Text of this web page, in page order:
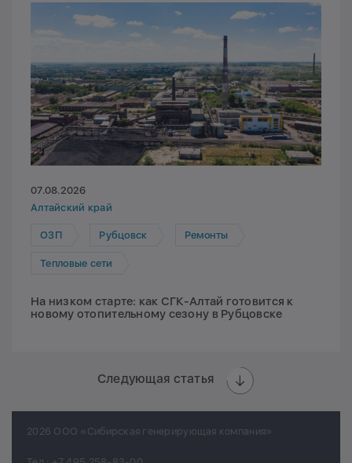
07.08.2026
Алтайский край
ОЗП Рубцовск Ремонты
Тепловые сети
На низком старте: как СГК-Алтай готовится к
новому отопительному сезону в Рубцовске
Следующая статья
2026 ООО «Сибирская генерирующая компания»